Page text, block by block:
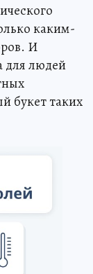
каким-
И
для людей
букет таких